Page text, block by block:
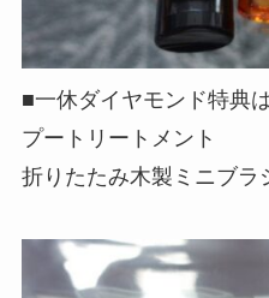
■一休ダイヤモンド特典
プートリートメント
折りたたみ木製ミニブラ